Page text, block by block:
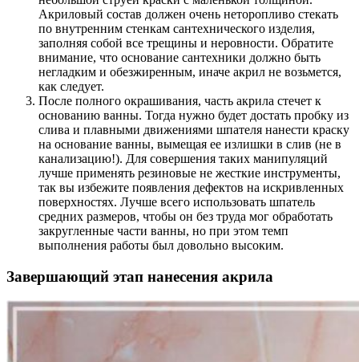
Акриловый состав должен очень неторопливо стекать
по внутренним стенкам сантехнического изделия,
заполняя собой все трещины и неровности. Обратите
внимание, что основание сантехники должно быть
негладким и обезжиренным, иначе акрил не возьмется,
как следует.
После полного окрашивания, часть акрила стечет к
основанию ванны. Тогда нужно будет достать пробку из
слива и плавными движениями шпателя нанести краску
на основание ванны, вымещая ее излишки в слив (не в
канализацию!). Для совершения таких манипуляций
лучше применять резиновые не жесткие инструменты,
так вы избежите появления дефектов на искривленных
поверхностях. Лучше всего использовать шпатель
средних размеров, чтобы он без труда мог обработать
закругленные части ванны, но при этом темп
выполнения работы был довольно высоким.
Завершающий этап нанесения акрила